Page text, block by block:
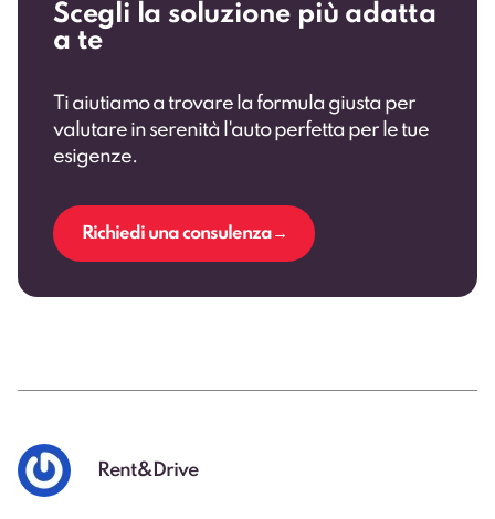
Scegli la soluzione più adatta
a te
Ti aiutiamo a trovare la formula giusta per
valutare in serenità l'auto perfetta per le tue
esigenze.
Richiedi una consulenza
Rent&Drive